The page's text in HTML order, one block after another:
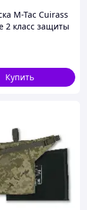
Не
очень
M-Tac Cuirass
2 класс защиты
2XL {1057-
Купить